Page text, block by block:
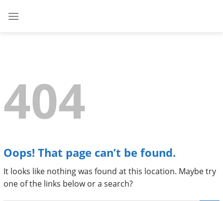
404
Oops! That page can’t be found.
It looks like nothing was found at this location. Maybe try
one of the links below or a search?